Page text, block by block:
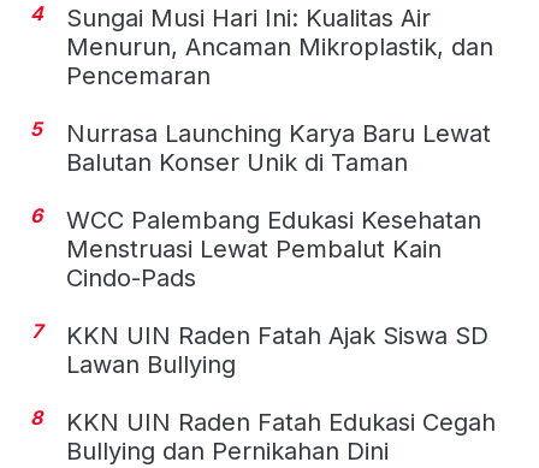
4
Sungai Musi Hari Ini: Kualitas Air
Menurun, Ancaman Mikroplastik, dan
Pencemaran
5
Nurrasa Launching Karya Baru Lewat
Balutan Konser Unik di Taman
6
WCC Palembang Edukasi Kesehatan
Menstruasi Lewat Pembalut Kain
Cindo-Pads
7
KKN UIN Raden Fatah Ajak Siswa SD
Lawan Bullying
8
KKN UIN Raden Fatah Edukasi Cegah
Bullying dan Pernikahan Dini